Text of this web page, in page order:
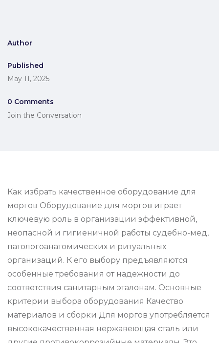
Author
Published
May 11, 2025
0 Comments
Join the Conversation
Как избрать качественное оборудование для
моргов Оборудование для моргов играет
ключевую роль в организации эффективной,
неопасной и гигиеничной работы судебно-мед,
патологоанатомических и ритуальных
организаций. К его выбору предъявляются
особенные требования от надежности до
соответствия санитарным эталонам. Основные
критерии выбора оборудования Качество
материалов и сборки Для моргов употребляется
высококачественная нержавеющая сталь или